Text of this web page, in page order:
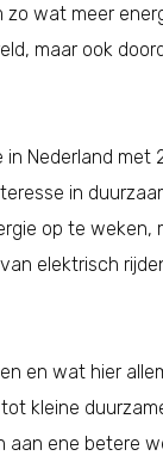
wat meer
maar ook
Nederland met
in
op te weken,
elektrisch
en wat hier
kleine
ene betere